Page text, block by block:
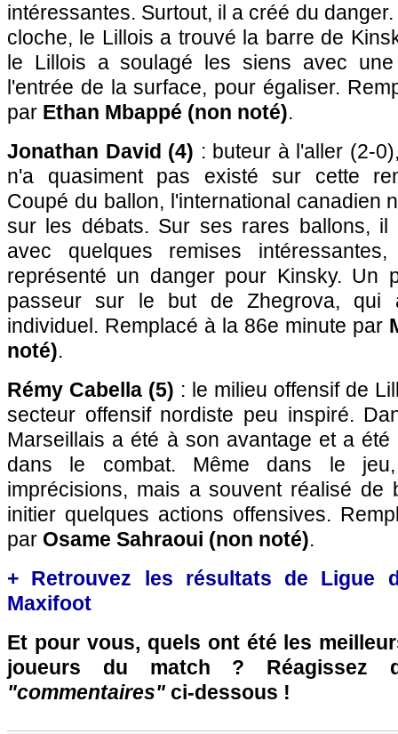
intéressantes. Surtout, il a créé du
cloche, le Lillois a trouvé la barre de
le Lillois a soulagé les siens avec
l'entrée de la surface, pour égaliser.
par Ethan Mbappé (non noté).
Jonathan David (4) : buteur à l'aller (2-
n'a quasiment pas existé sur cette
Coupé du ballon, l'international canadien
sur les débats. Sur ses rares ballons, il
avec quelques remises
représenté un danger pour Kinsky. Un
passeur sur le but de Zhegrova, qui
individuel. Remplacé à la 86e minute par
noté).
Rémy Cabella (5) : le milieu offensif de
secteur offensif nordiste peu inspiré.
Marseillais a été à son avantage et a
dans le combat. Même dans le
imprécisions, mais a souvent réalisé de
initier quelques actions offensives.
par Osame Sahraoui (non noté).
+ Retrouvez les résultats de Ligue
Maxifoot
Et pour vous, quels ont été les
joueurs du match ? Réagissez
"commentaires" ci-dessous !